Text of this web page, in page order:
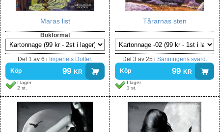
Maras list
Bokformat
Del 1 av 6 i Imperiets Dotter.
Köp
99 kr
I lager
2 st.
Tårarnas sten
Del 3 av 25 i Sanningens svärd .
Köp
99 kr
I lager
1 st.